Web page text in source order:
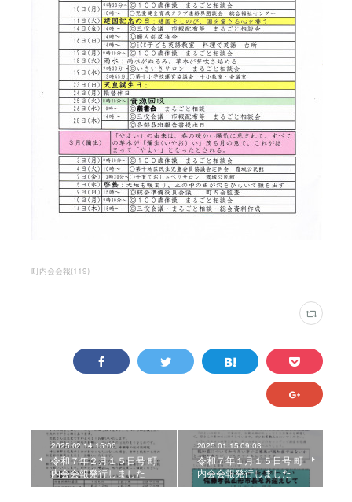
町内会会報(119)
2025.02.14 15:00
令和７年２月１５日号 町
内会会報発行しました
2025.01.15 09:03
令和７年１月１５日号 町
内会会報発行しました